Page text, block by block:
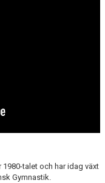
talet och har idag växt
Gymnastik.